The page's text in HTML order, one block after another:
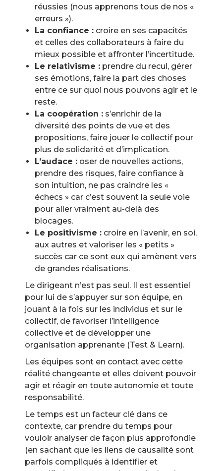
réussies (nous apprenons tous de nos «
erreurs »).
La confiance : croire en ses capacités
et celles des collaborateurs à faire du
mieux possible et affronter l’incertitude.
Le relativisme : prendre du recul, gérer
ses émotions, faire la part des choses
entre ce sur quoi nous pouvons agir et le
reste.
La coopération : s’enrichir de la
diversité des points de vue et des
propositions, faire jouer le collectif pour
plus de solidarité et d’implication.
L’audace : oser de nouvelles actions,
prendre des risques, faire confiance à
son intuition, ne pas craindre les «
échecs » car c’est souvent la seule voie
pour aller vraiment au-delà des
blocages.
Le positivisme : croire en l’avenir, en soi,
aux autres et valoriser les « petits »
succès car ce sont eux qui amènent vers
de grandes réalisations.
Le dirigeant n’est pas seul. Il est essentiel
pour lui de s’appuyer sur son équipe, en
jouant à la fois sur les individus et sur le
collectif, de favoriser l’intelligence
collective et de développer une
organisation apprenante (Test & Learn).
Les équipes sont en contact avec cette
réalité changeante et elles doivent pouvoir
agir et réagir en toute autonomie et toute
responsabilité.
Le temps est un facteur clé dans ce
contexte, car prendre du temps pour
vouloir analyser de façon plus approfondie
(en sachant que les liens de causalité sont
parfois compliqués à identifier et